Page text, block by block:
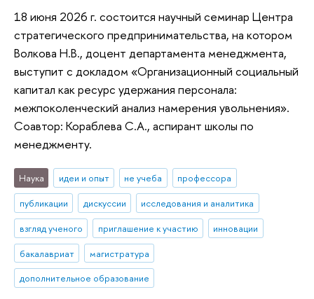
18 июня 2026 г. состоится научный семинар Центра
стратегического предпринимательства, на котором
Волкова Н.В., доцент департамента менеджмента,
выступит с докладом «Организационный социальный
капитал как ресурс удержания персонала:
межпоколенческий анализ намерения увольнения».
Соавтор: Кораблева С.А., аспирант школы по
менеджменту.
Наука идеи и опыт не учеба
профессора
публикации
дискуссии
исследования и аналитика
взгляд ученого
приглашение к участию
инновации
бакалавриат
магистратура
дополнительное образование